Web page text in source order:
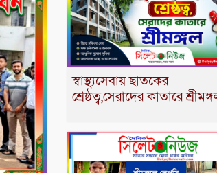
স্বাস্থ্যসেবায় ছাতকের
শ্রেষ্ঠত্ব,সেরাদের কাতারে